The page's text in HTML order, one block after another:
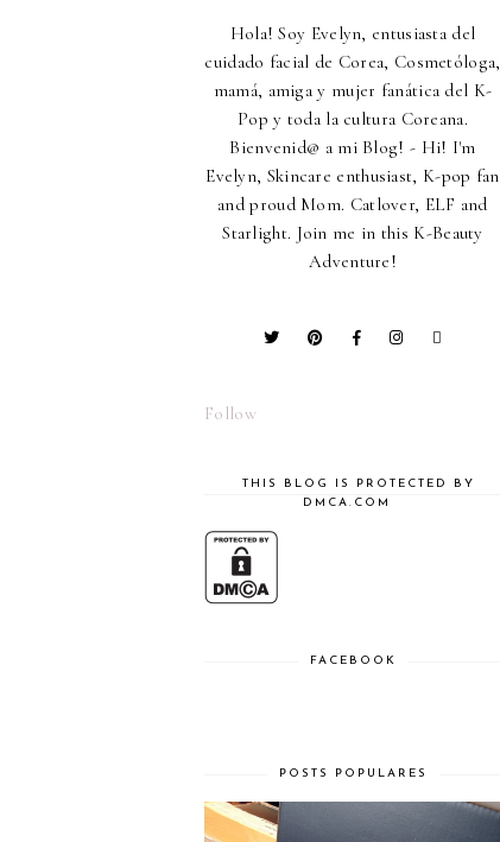
Hola! Soy Evelyn, entusiasta del
cuidado facial de Corea, Cosmetóloga,
mamá, amiga y mujer fanática del K-
Pop y toda la cultura Coreana.
Bienvenid@ a mi Blog! - Hi! I'm
Evelyn, Skincare enthusiast, K-pop fan
and proud Mom. Catlover, ELF and
Starlight. Join me in this K-Beauty
Adventure!
Follow
THIS BLOG IS PROTECTED BY
DMCA.COM
FACEBOOK
POSTS POPULARES